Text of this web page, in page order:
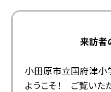
来訪者
小田原市立国府津小
ようこそ！ ご覧いた